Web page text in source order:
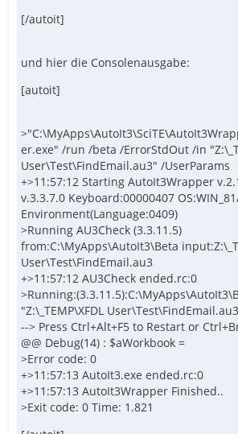
[/autoit]
und hier die Consolenausgabe:
[autoit]
er.exe" /run /beta /ErrorStdOut /in
User\Test\FindEmail.au3" /UserParams
+>11:57:12 Starting AutoIt3Wrapper
v.3.3.7.0 Keyboard:00000407
Environment(Language:0409)
>Running AU3Check (3.3.11.5)
from:C:\MyApps\AutoIt3\Beta
User\Test\FindEmail.au3
+>11:57:12 AU3Check ended.rc:0
"Z:\_TEMP\XFDL
--> Press Ctrl+Alt+F5 to Restart or
@@ Debug(14) : $aWorkbook =
>Error code: 0
+>11:57:13 AutoIt3.exe ended.rc:0
+>11:57:13 AutoIt3Wrapper Finished..
>Exit code: 0 Time: 1.821